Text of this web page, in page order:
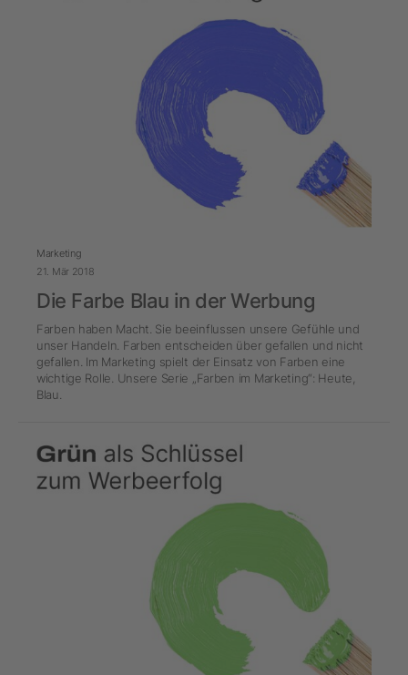
Marketing
21. Mär 2018
Die Farbe Blau in der Werbung
Farben haben Macht. Sie beeinflussen unsere Gefühle und
unser Handeln. Farben entscheiden über gefallen und nicht
gefallen. Im Marketing spielt der Einsatz von Farben eine
wichtige Rolle. Unsere Serie „Farben im Marketing“: Heute,
Blau.